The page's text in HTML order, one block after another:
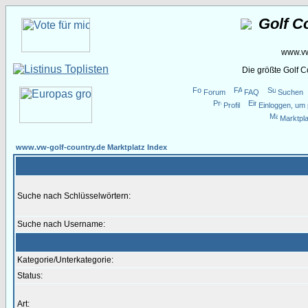
Golf
Die größte Golf
Forum FAQ
Suchen
Profil
Einloggen,
www.vw-golf-country.de Marktplatz Index
Suche nach Schlüsselwörtern:
Suche nach Username:
Kategorie/Unterkategorie:
Status:
Art: